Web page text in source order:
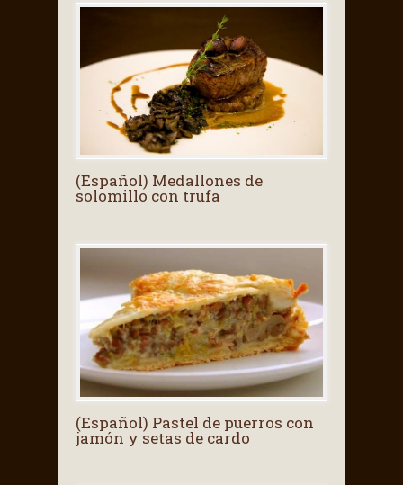
(Español) Medallones de
solomillo con trufa
(Español) Pastel de puerros con
jamón y setas de cardo